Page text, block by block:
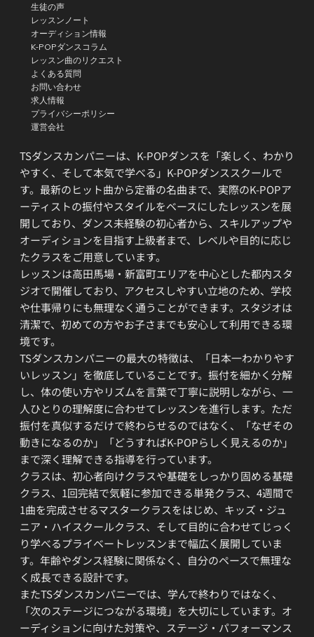
TSダンスカンパニーは、K-POPダンスを「楽しく、わかり
やすく、そして本気で学べる」K-POPダンススクールで
す。最新のヒット曲から定番の名曲まで、実際のK-POPア
ーティストの振付やスタイルをベースにしたレッスンを展
開しており、ダンス未経験の初心者から、スキルアップや
オーディションを目指す上級者まで、レベルや目的に応じ
たクラスをご用意しています。
レッスンは高田馬場・新富町エリアを中心とした都内スタ
ジオで開催しており、アクセスしやすい立地のため、学校
や仕事帰りにも無理なく通うことができます。スタジオは
清潔で、初めての方やお子さまでも安心して利用できる環
境です。
TSダンスカンパニーの最大の特徴は、「日本一わかりやす
いレッスン」を徹底していることです。振付を細かく分解
し、体の使い方やリズムを言葉で丁寧に説明しながら、一
人ひとりの理解度に合わせてレッスンを進行します。ただ
振付を真似するだけで終わらせるのではなく、「なぜその
動きになるのか」「どうすればK-POPらしく見えるのか」
まで深く理解できる指導を行っています。
クラスは、初心者向けクラスや基礎をしっかり固める基礎
クラス、1回完結で気軽に参加できる単発クラス、4週間で
1曲を完成させるマスタークラスをはじめ、キッズ・ジュ
ニア・ハイスクールクラス、そして目的に合わせてじっく
り学べるプライベートレッスンまで幅広く展開していま
す。年齢やダンス経験に関係なく、自分のペースで無理な
く成長できる設計です。
またTSダンスカンパニーでは、学んで終わりではなく、
「次のステージにつながる環境」を大切にしています。オ
ーディションに向けた対策や、ステージ・パフォーマンス
生徒の声
レッスンノート
オーディション情報
K-POPダンスコラム
レッスン曲のリクエスト
よくある質問
お問い合わせ
求人情報
プライバシーポリシー
運営会社